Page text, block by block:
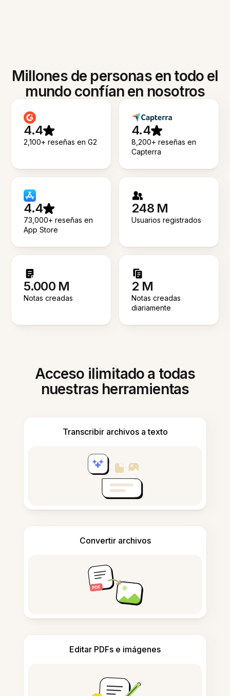
Millones de personas en todo el
mundo confían en nosotros
4.4
2,100+ reseñas en G2
4.4
8,200+ reseñas en
Capterra
4.4
73,000+ reseñas en
App Store
248 M
Usuarios registrados
5.000 M
Notas creadas
2 M
Notas creadas
diariamente
Acceso ilimitado a todas
nuestras herramientas
Transcribir archivos a texto
Convertir archivos
Editar PDFs e imágenes